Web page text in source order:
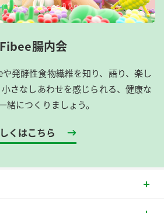
Fibee腸内会
発酵性食物繊維を知り、語り、楽し
さなしあわせを感じられる、健康な
緒につくりましょう。
くはこちら